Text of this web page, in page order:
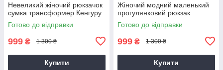
Невеликий жіночий рюкзачок
сумка трансформер Кенгуру
Готово до відправки
999 ₴ 1 300 ₴
Купити
Жіночий модний маленький
прогулянковий рюкзак
Готово до відправки
999 ₴ 1 300 ₴
Купити